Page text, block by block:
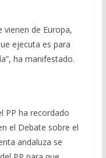
vienen de Europa,
ejecuta es para
ha manifestado.
PP ha recordado
el Debate sobre el
andaluza se